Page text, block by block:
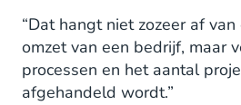
“Dat hangt niet zozeer af
omzet van een bedrijf, maar
processen en het aantal
afgehandeld wordt.”